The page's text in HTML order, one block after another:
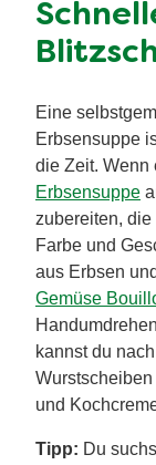
Eine
Erbsensuppe
die Zeit. Wenn
Erbsensuppe
zubereiten,
Farbe und
aus Erbsen
Gemüse
kannst du
und
Tipp: Du